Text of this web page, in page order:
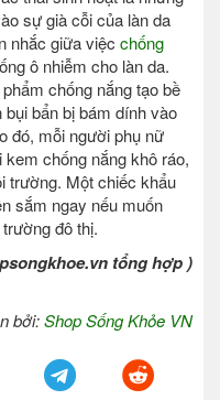
sự già cỗi của làn da
nhắc giữa việc chống
ô nhiễm cho làn da.
chống nắng tạo bề
bẩn bị bám dính vào
đó, mỗi người phụ nữ
chống nắng khô ráo,
trường. Một chiếc khẩu
sắm ngay nếu muốn
đô thị.
tổng hợp )
bởi:Shop Sống Khỏe VN